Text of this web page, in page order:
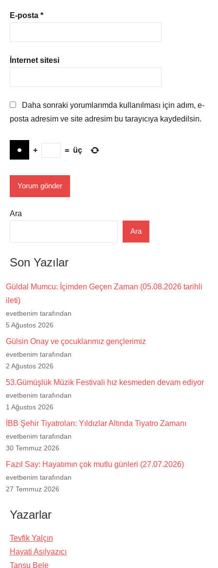
E-posta *
İnternet sitesi
Daha sonraki yorumlarımda kullanılması için adım, e-
posta adresim ve site adresim bu tarayıcıya kaydedilsin.
+ = üç
Ara
Ara
Son Yazılar
Güldal Mumcu: İçimden Geçen Zaman (05.08.2026 tarihli
ileti)
evetbenim tarafından
5 Ağustos 2026
Gülsin Onay ve çocuklarımız gençlerimiz
evetbenim tarafından
2 Ağustos 2026
53.Gümüşlük Müzik Festivali hız kesmeden devam ediyor
evetbenim tarafından
1 Ağustos 2026
İBB Şehir Tiyatroları: Yıldızlar Altında Tiyatro Zamanı
evetbenim tarafından
30 Temmuz 2026
Fazıl Say: Hayatımın çok mutlu günleri (27.07.2026)
evetbenim tarafından
27 Temmuz 2026
Yazarlar
Tevfik Yalçın
Hayati Asılyazıcı
Tansu Bele